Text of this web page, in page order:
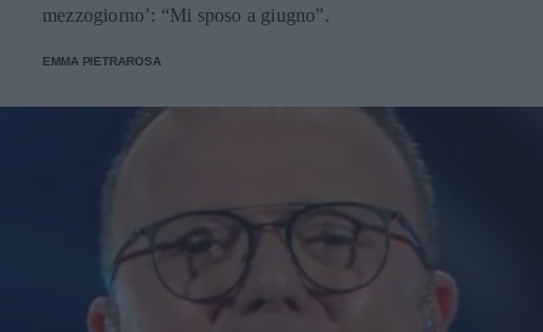
mezzogiorno’: “Mi sposo a giugno”.
EMMA PIETRAROSA